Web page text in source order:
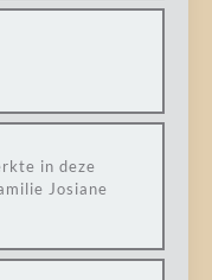
in deze
Josiane